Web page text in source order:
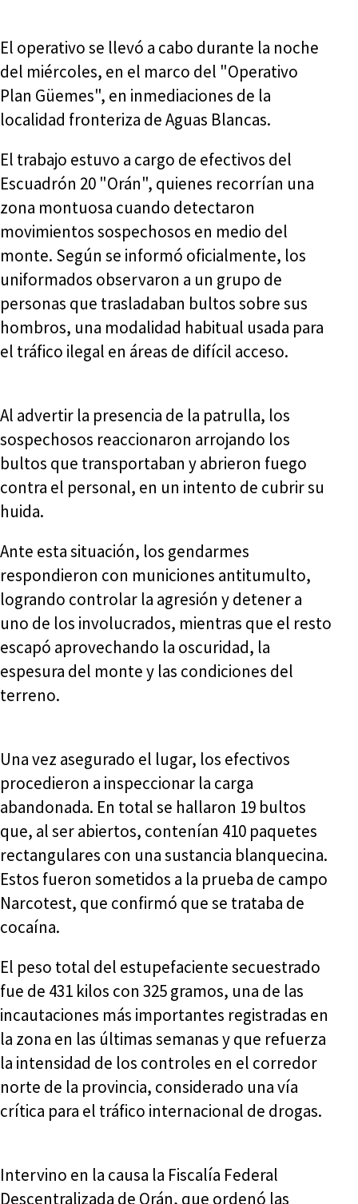
El operativo se llevó a cabo durante la noche
del miércoles, en el marco del "Operativo
Plan Güemes", en inmediaciones de la
localidad fronteriza de Aguas Blancas.
El trabajo estuvo a cargo de efectivos del
Escuadrón 20 "Orán", quienes recorrían una
zona montuosa cuando detectaron
movimientos sospechosos en medio del
monte. Según se informó oficialmente, los
uniformados observaron a un grupo de
personas que trasladaban bultos sobre sus
hombros, una modalidad habitual usada para
el tráfico ilegal en áreas de difícil acceso.
Al advertir la presencia de la patrulla, los
sospechosos reaccionaron arrojando los
bultos que transportaban y abrieron fuego
contra el personal, en un intento de cubrir su
huida.
Ante esta situación, los gendarmes
respondieron con municiones antitumulto,
logrando controlar la agresión y detener a
uno de los involucrados, mientras que el resto
escapó aprovechando la oscuridad, la
espesura del monte y las condiciones del
terreno.
Una vez asegurado el lugar, los efectivos
procedieron a inspeccionar la carga
abandonada. En total se hallaron 19 bultos
que, al ser abiertos, contenían 410 paquetes
rectangulares con una sustancia blanquecina.
Estos fueron sometidos a la prueba de campo
Narcotest, que confirmó que se trataba de
cocaína.
El peso total del estupefaciente secuestrado
fue de 431 kilos con 325 gramos, una de las
incautaciones más importantes registradas en
la zona en las últimas semanas y que refuerza
la intensidad de los controles en el corredor
norte de la provincia, considerado una vía
crítica para el tráfico internacional de drogas.
Intervino en la causa la Fiscalía Federal
Descentralizada de Orán, que ordenó las